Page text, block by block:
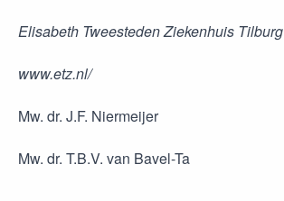
Elisabeth Tweesteden Ziekenhuis Tilburg
www.etz.nl/
Mw. dr. J.F. Niermeijer
Mw. dr. T.B.V. van Bavel-Ta